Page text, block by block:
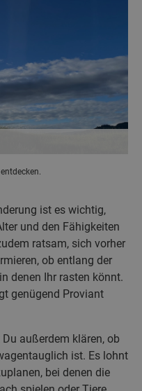
ist es wichtig,
und den Fähigkeiten
ratsam, sich vorher
ob entlang der
denen Ihr rasten könnt.
genügend Proviant
außerdem klären, ob
ist. Es lohnt
bei denen die